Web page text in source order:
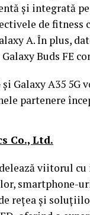
și integrată pe
de fitness
A. În plus,
Buds FE
Galaxy A35
partenere
Co., Ltd.
viitorul
smartphone-
rețea și